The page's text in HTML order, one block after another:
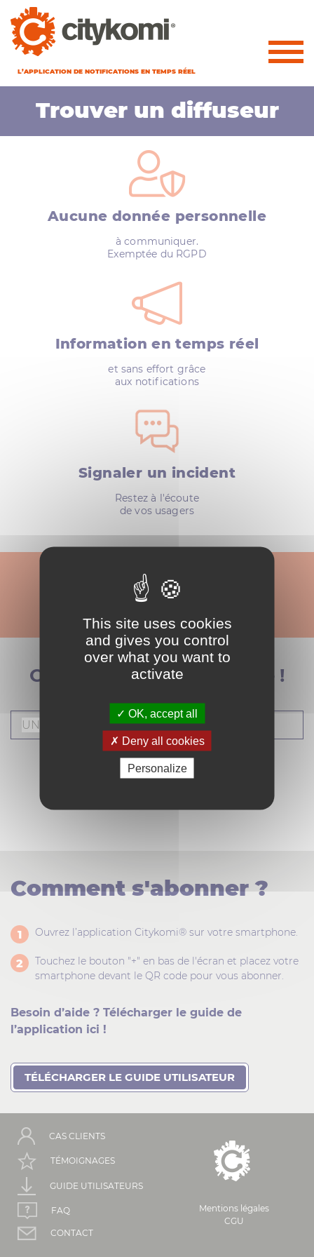
L’APPLICATION DE NOTIFICATIONS EN TEMPS RÉEL
Accueil»Trouver un diffuseur
Trouver un diffuseur
Aucune donnée personnelle
à communiquer.
Exemptée du RGPD
Information en temps réel
et sans effort grâce
aux notifications
Signaler un incident
Restez à l'écoute
de vos usagers
DISPONIBLE EN TÉLÉCHARGEMENT SUR:
Cherchez votre commune !
RECHERCHER
Comment s'abonner ?
1 Ouvrez l’application Citykomi® sur votre smartphone.
2
Touchez le bouton "+" en bas de l'écran et placez votre
smartphone devant le QR code pour vous abonner.
Besoin d’aide ? Télécharger le guide de
l’application ici !
TÉLÉCHARGER LE GUIDE UTILISATEUR
CAS CLIENTS
TÉMOIGNAGES
GUIDE UTILISATEURS
FAQ
CONTACT
Mentions légales
CGU
This site uses cookies
and gives you control
over what you want to
activate
OK, accept all
Deny all cookies
Personalize